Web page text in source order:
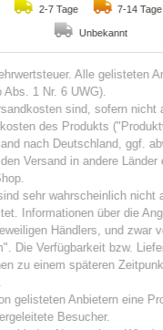
2-7 Tage 7-14 Tage
Unbekannt